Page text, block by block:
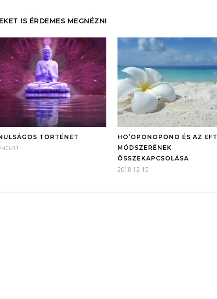
IS ÉRDEMES MEGNÉZNI
TÖRTÉNET
03-11
HO’OPONOPONO ÉS AZ EFT
MÓDSZERÉNEK
ÖSSZEKAPCSOLÁSA
2018-12-15